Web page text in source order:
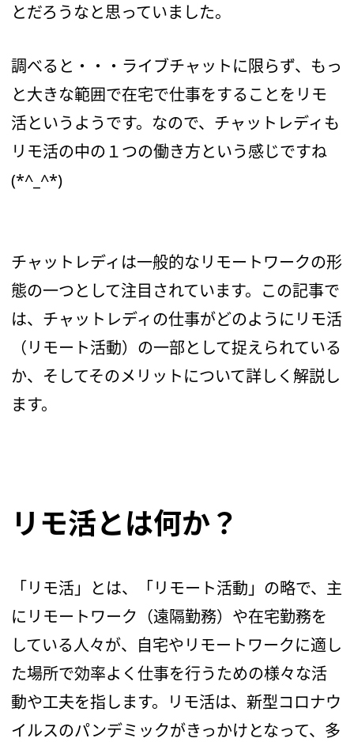
とだろうなと思っていました。
調べると・・・ライブチャットに限らず、もっ
と大きな範囲で在宅で仕事をすることをリモ
活というようです。なので、チャットレディも
リモ活の中の１つの働き方という感じですね
(*^_^*)
チャットレディは一般的なリモートワークの形
態の一つとして注目されています。この記事で
は、チャットレディの仕事がどのようにリモ活
（リモート活動）の一部として捉えられている
か、そしてそのメリットについて詳しく解説し
ます。
リモ活とは何か？
「リモ活」とは、「リモート活動」の略で、主
にリモートワーク（遠隔勤務）や在宅勤務を
している人々が、自宅やリモートワークに適し
た場所で効率よく仕事を行うための様々な活
動や工夫を指します。リモ活は、新型コロナウ
イルスのパンデミックがきっかけとなって、多